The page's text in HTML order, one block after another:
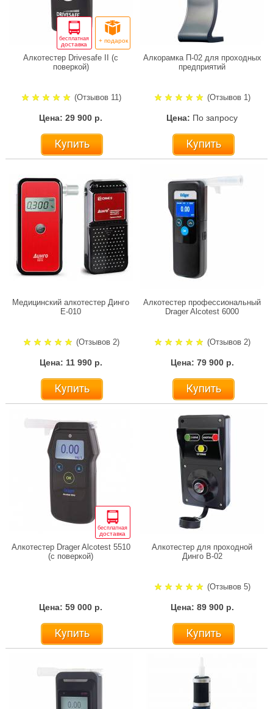
бесплатная
доставка
+ подарок
Алкотестер Drivesafe II (с
поверкой)
(Отзывов 11)
Цена: 29 900 р.
Купить
Алкорамка П-02 для проходных
предприятий
(Отзывов 1)
Цена: По запросу
Купить
Медицинский алкотестер Динго
Е-010
(Отзывов 2)
Цена: 11 990 р.
Купить
Алкотестер профессиональный
Drager Alcotest 6000
(Отзывов 2)
Цена: 79 900 р.
Купить
бесплатная
доставка
Алкотестер Drager Alcotest 5510
(с поверкой)
Цена: 59 000 р.
Купить
Алкотестер для проходной
Динго В-02
(Отзывов 5)
Цена: 89 900 р.
Купить